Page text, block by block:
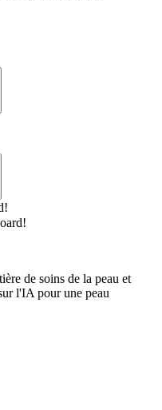
de soins de la peau et
l'IA pour une peau